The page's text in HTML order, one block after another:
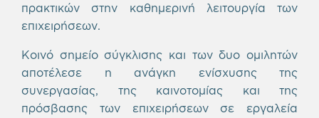
πρακτικών στην καθημερινή λειτουργία των
επιχειρήσεων.
Κοινό σημείο σύγκλισης και των δυο ομιλητών
αποτέλεσε η ανάγκη ενίσχυσης της
συνεργασίας, της καινοτομίας και της
πρόσβασης των επιχειρήσεων σε εργαλεία